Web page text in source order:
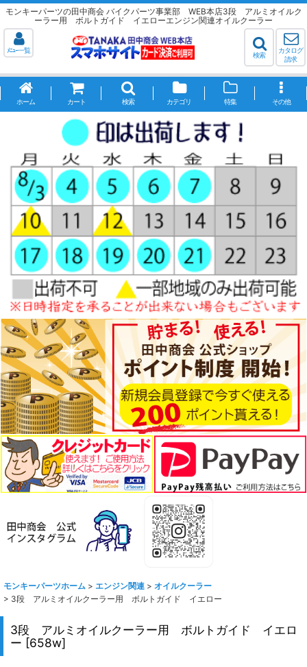
モンキーパーツの田中商会 バイクパーツ事業部 WEB本店3段 アルミオイルク
ーラー用 ボルトガイド イエローエンジン関連オイルクーラー
ﾒﾆｭｰ一覧
検索
カタログ
請求
ホーム カート 検索 カテゴリ 特集 その他
モンキーパーツホーム > エンジン関連 > オイルクーラー
> 3段 アルミオイルクーラー用 ボルトガイド イエロー
3段 アルミオイルクーラー用 ボルトガイド イエロ
ー [658w]